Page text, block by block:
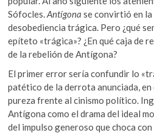
Sófocles.Antígonase convirtió en la
desobediencia trágica. Pero ¿qué
epíteto «trágica»? ¿En qué caja de
de la rebelión de Antígona?
El primer error sería confundir lo
patético de la derrota anunciada,
pureza frente al cinismo político.
Antígona como el drama del ideal
del impulso generoso que choca